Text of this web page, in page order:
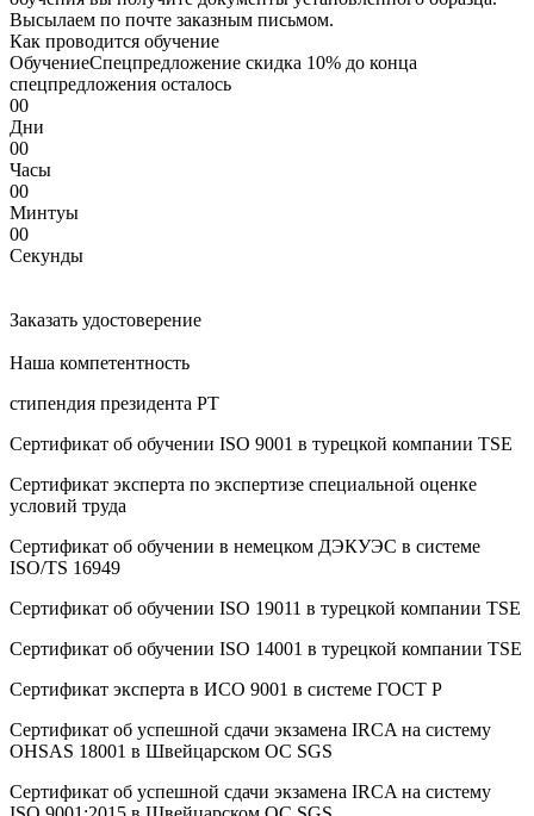
Высылаем по почте заказным письмом.
Как проводится oбучeние
OбучeниеСпецпредложение скидка 10% до конца
спецпредложения осталось
00
Дни
00
Часы
00
Минтуы
00
Секунды
Заказать удостоверение
Наша компетентность
стипендия президента РТ
Сертификат об oбучeнии ISO 9001 в турецкой компании TSE
Сертификат эксперта по экспертизе специальной оценке
условий труда
Сертификат об oбучeнии в немецком ДЭКУЭС в системе
ISO/TS 16949
Сертификат об oбучeнии ISO 19011 в турецкой компании TSE
Сертификат об oбучeнии ISO 14001 в турецкой компании TSE
Сертификат эксперта в ИСО 9001 в системе ГОСТ Р
Сертификат об успешной сдачи экзамена IRCA на систему
OHSAS 18001 в Швейцарском ОС SGS
Сертификат об успешной сдачи экзамена IRCA на систему